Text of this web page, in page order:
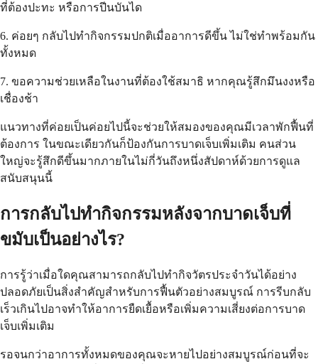
ที่ต้องปะทะ หรือการปีนบันได
6. ค่อยๆ กลับไปทำกิจกรรมปกติเมื่ออาการดีขึ้น ไม่ใช่ทำพร้อมกัน
ทั้งหมด
7. ขอความช่วยเหลือในงานที่ต้องใช้สมาธิ หากคุณรู้สึกมึนงงหรือ
เชื่องช้า
แนวทางที่ค่อยเป็นค่อยไปนี้จะช่วยให้สมองของคุณมีเวลาพักฟื้นที่
ต้องการ ในขณะเดียวกันก็ป้องกันการบาดเจ็บเพิ่มเติม คนส่วน
ใหญ่จะรู้สึกดีขึ้นมากภายในไม่กี่วันถึงหนึ่งสัปดาห์ด้วยการดูแล
สนับสนุนนี้
การกลับไปทำกิจกรรมหลังจากบาดเจ็บที่
ขมับเป็นอย่างไร?
การรู้ว่าเมื่อใดคุณสามารถกลับไปทำกิจวัตรประจำวันได้อย่าง
ปลอดภัยเป็นสิ่งสำคัญสำหรับการฟื้นตัวอย่างสมบูรณ์ การรีบกลับ
เร็วเกินไปอาจทำให้อาการยืดเยื้อหรือเพิ่มความเสี่ยงต่อการบาด
เจ็บเพิ่มเติม
รอจนกว่าอาการทั้งหมดของคุณจะหายไปอย่างสมบูรณ์ก่อนที่จะ